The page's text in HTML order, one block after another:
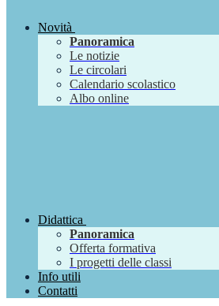
Novità
Panoramica
Le notizie
Le circolari
Calendario scolastico
Albo online
Didattica
Panoramica
Offerta formativa
I progetti delle classi
Info utili
Contatti